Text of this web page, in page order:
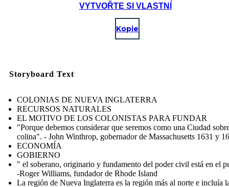
VYTVOŘTE SI VLASTNÍ
Kopie
Storyboard Text
COLONIAS DE NUEVA INGLATERRA
RECURSOS NATURALES
EL MOTIVO DE LOS COLONISTAS PARA FUNDAR
"Porque debemos considerar que seremos como una Ciudad
colina". - John Winthrop, gobernador de Massachusetts 1631 y
ECONOMÍA
GOBIERNO
" el soberano, originario y fundamento del poder civil está en el
-Roger Williams, fundador de Rhode Island
La región de Nueva Inglaterra es la región más al norte e incluía